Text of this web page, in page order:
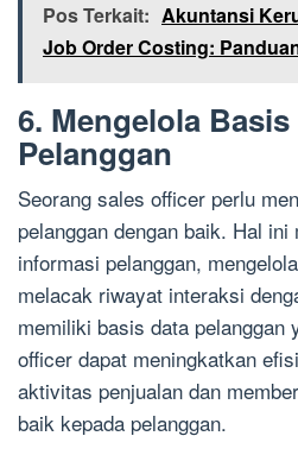
Pos Terkait: Akuntansi
Job Order Costing:
6. Mengelola Basis
Pelanggan
Seorang sales officer perlu
pelanggan dengan baik. Hal
informasi pelanggan,
melacak riwayat interaksi
memiliki basis data pelanggan
officer dapat meningkatkan
aktivitas penjualan dan
baik kepada pelanggan.